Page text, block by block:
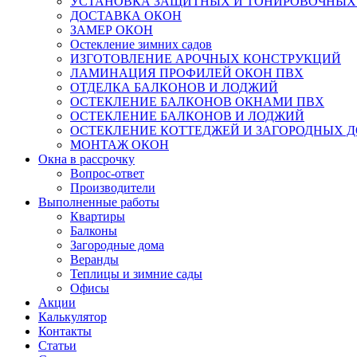
ДОСТАВКА ОКОН
ЗАМЕР ОКОН
Остекление зимних садов
ИЗГОТОВЛЕНИЕ АРОЧНЫХ КОНСТРУКЦИЙ
ЛАМИНАЦИЯ ПРОФИЛЕЙ ОКОН ПВХ
ОТДЕЛКА БАЛКОНОВ И ЛОДЖИЙ
ОСТЕКЛЕНИЕ БАЛКОНОВ ОКНАМИ ПВХ
ОСТЕКЛЕНИЕ БАЛКОНОВ И ЛОДЖИЙ
ОСТЕКЛЕНИЕ КОТТЕДЖЕЙ И ЗАГОРОДНЫХ
МОНТАЖ ОКОН
Окна в рассрочку
Вопрос-ответ
Производители
Выполненные работы
Квартиры
Балконы
Загородные дома
Веранды
Теплицы и зимние сады
Офисы
Акции
Калькулятор
Контакты
Статьи